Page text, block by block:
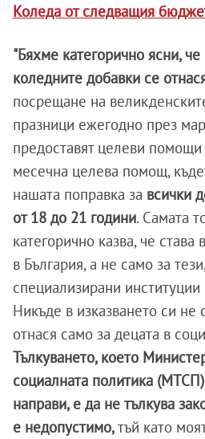
Коледа от следващия
"Бяхме категорично ясни,
коледните добавки се
посрещане на
празници ежегодно през
предоставят целеви
месечна целева помощ,
нашата поправка за всички
от 18 до 21 години. Самата
категорично казва, че става
в България, а не само за
специализирани
Никъде в изказването си не
отнася само за децата в
Тълкуването, което
социалната политика
направи, е да не тълкува
е недопустимо,тъй като